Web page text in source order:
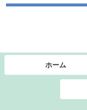
ホーム